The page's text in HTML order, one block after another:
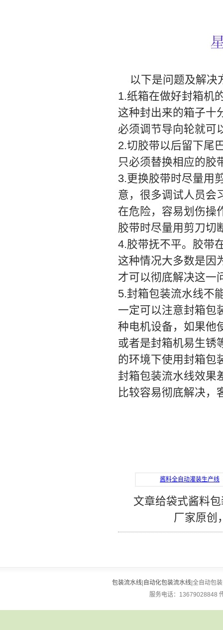
以下是问题及解决
1.纸箱在做好封箱机
这种封出来的箱子十
必须调节导向轮就可
2.切胶带以后留下尾
只必须替换相应的胶
3.更换胶带时尽量用
意，很多调试人员会
在危险，容易划伤操
胶带时尽量用剪刀切
4.胶带抚不平。胶带
这种情况大多数是因
才可以彻底解决这一
5.封箱包装流水线不
一定可以注意封箱包
种电机设备，如果他
或者是封箱机易生锈
的环境下使用封箱包
封箱包装流水线效果
比较容易彻底解决，
酱料全自动灌装生产线
文章给袋式酱料
厂家原创
包装流水线 自动化包装流水线 |全自动包
服务电话：13679028848